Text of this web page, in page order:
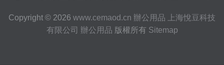
Copyright © 2026 www.cemaod.cn 辦公用品
上海悅豆科技
有限公司 辦公用品 版權所有 Sitemap